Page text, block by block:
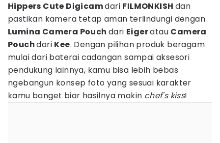
Hippers Cute Digicamdari FILMONKISH dan
pastikan kamera tetap aman terlindungi dengan
Lumina Camera Pouch dari Eigeratau Camera
Pouchdari Kee. Dengan pilihan produk beragam
mulai dari baterai cadangan sampai aksesori
pendukung lainnya, kamu bisa lebih bebas
ngebangun konsep foto yang sesuai karakter
kamu banget biar hasilnya makin chef's kiss!